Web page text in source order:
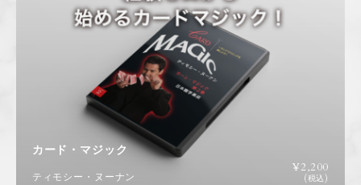
カード・マジック
ティモシー・ヌーナン
¥2,200
(税込)